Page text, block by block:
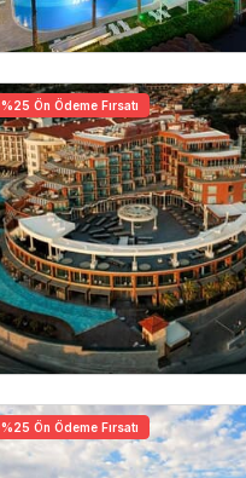
%25 Ön Ödeme Fırsatı
%25 Ön Ödeme Fırsatı